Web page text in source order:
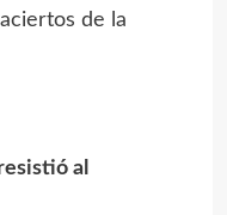
de la
al